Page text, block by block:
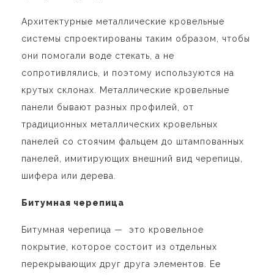
Архитектурные металлические кровельные
системы спроектированы таким образом, чтобы
они помогали воде стекать, а не
сопротивлялись, и поэтому используются на
крутых склонах. Металлические кровельные
панели бывают разных профилей, от
традиционных металлических кровельных
панелей со стоячим фальцем до штампованных
панелей, имитирующих внешний вид черепицы,
шифера или дерева.
Битумная черепица
Битумная черепица —
это кровельное
покрытие, которое состоит из отдельных
перекрывающих друг друга элементов. Ее